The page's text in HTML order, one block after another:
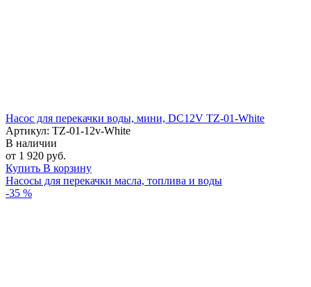
Насос для перекачки воды, мини, DC12V TZ-01-White
Артикул: TZ-01-12v-White
В наличии
от 1 920 руб.
Купить В корзину
Насосы для перекачки масла, топлива и воды
-35 %